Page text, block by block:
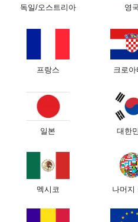
주름이 생기는것을 방지합니다.
수면 주름과 아침 붓기를 방지합
혁신적인 특허 베개 옴니아: 클
새로운 인체 공학적 3D 디자인
특성 및 크기 결제 및 배송 보증 및
독일/오스트리아 영
프랑스 크로아
일본 대한
멕시코 나머지